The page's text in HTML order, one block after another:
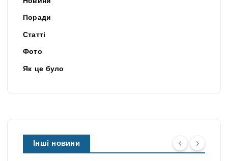
Поради
Статті
Фото
Як це було
Інші новини